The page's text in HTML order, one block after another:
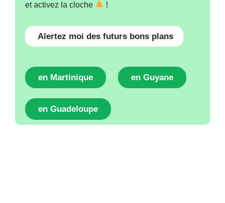
et activez la cloche
!
Alertez moi des futurs bons plans
en Martinique en Guyane
en Guadeloupe